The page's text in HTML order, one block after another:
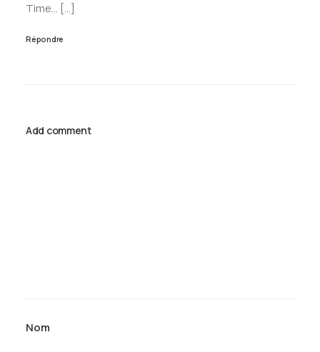
Time… […]
Répondre
Add comment
Nom